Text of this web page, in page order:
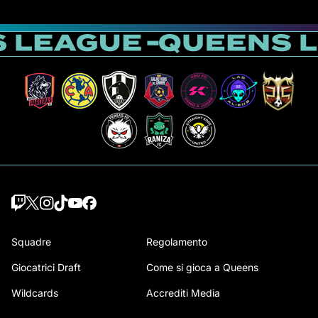
Squadre
Giocatrici Draft
Wildcards
Regolamento
Come si gioca a Queens
Accrediti Media